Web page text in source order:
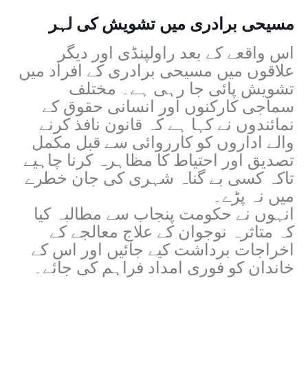
مسیحی برادری میں تشویش کی لہر
اس واقعے کے بعد راولپنڈی اور دیگر
علاقوں میں مسیحی برادری کے افراد میں
تشویش پائی جا رہی ہے۔ مختلف
سماجی کارکنوں اور انسانی حقوق کے
نمائندوں نے کہا ہے کہ قانون نافذ کرنے
والے اداروں کو کارروائی سے قبل مکمل
تصدیق اور احتیاط کا مظاہرہ کرنا چاہیے
تاکہ کسی بے گناہ شہری کی جان خطرے
میں نہ پڑے۔
انہوں نے حکومت پنجاب سے مطالبہ کیا
کہ متاثرہ نوجوان کے علاج معالجے کے
اخراجات برداشت کیے جائیں اور اس کے
خاندان کو فوری امداد فراہم کی جائے۔